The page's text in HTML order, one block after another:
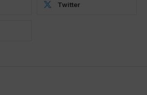
Twitter